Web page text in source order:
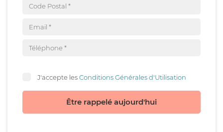
J'accepte lesConditions Générales d'Utilisation
Être rappelé aujourd'hui